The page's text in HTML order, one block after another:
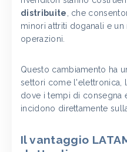
distribuite , che
minori attriti doganali e
operazioni.
Questo cambiamento ha
settori come l'elettronica,
dove i tempi di consegna
incidono direttamente
Il vantaggio